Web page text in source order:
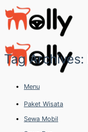
Skip
to
content
Menu
Paket Wisata
Sewa Mobil
Tag Archives: